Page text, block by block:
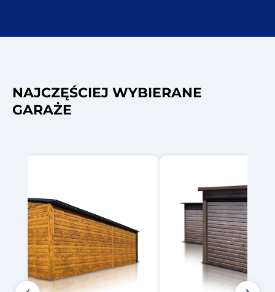
NAJCZĘŚCIEJ WYBIERANE
GARAŻE